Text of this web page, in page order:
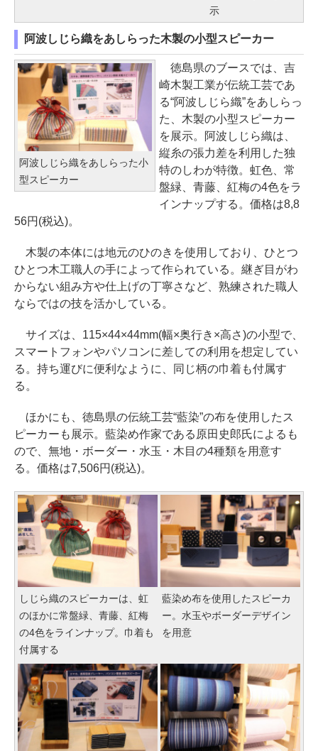
示
阿波しじら織をあしらった木製の小型スピーカー
阿波しじら織をあしらった小
型スピーカー
徳島県のブースでは、吉
崎木製工業が伝統工芸であ
る“阿波しじら織”をあしらっ
た、木製の小型スピーカー
を展示。阿波しじら織は、
縦糸の張力差を利用した独
特のしわが特徴。虹色、常
盤緑、青藤、紅梅の4色をラ
インナップする。価格は8,8
56円(税込)。
木製の本体には地元のひのきを使用しており、ひとつ
ひとつ木工職人の手によって作られている。継ぎ目がわ
からない組み方や仕上げの丁寧さなど、熟練された職人
ならではの技を活かしている。
サイズは、115×44×44mm(幅×奥行き×高さ)の小型で、
スマートフォンやパソコンに差しての利用を想定してい
る。持ち運びに便利なように、同じ柄の巾着も付属す
る。
ほかにも、徳島県の伝統工芸“藍染”の布を使用したス
ピーカーも展示。藍染め作家である原田史郎氏によるも
ので、無地・ボーダー・水玉・木目の4種類を用意す
る。価格は7,506円(税込)。
しじら織のスピーカーは、虹
のほかに常盤緑、青藤、紅梅
の4色をラインナップ。巾着も
付属する
藍染め布を使用したスピーカ
ー。水玉やボーダーデザイン
を用意